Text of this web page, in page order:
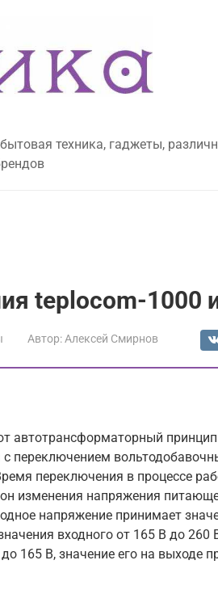
техника, гаджеты,
teplocom-1000
Автор: Алексей Смирнов
автотрансформаторный принцип
переключением
переключения в процессе
изменения напряжения
напряжение принимает
входного от 165 В до 260
165 В, значение его на выходе